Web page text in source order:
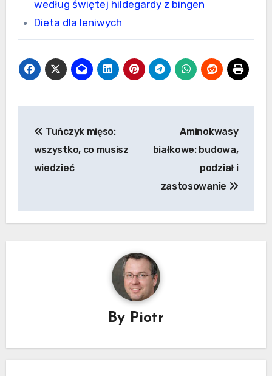
według świętej hildegardy z bingen
Dieta dla leniwych
wpisu
Tuńczyk mięso:
wszystko, co musisz
wiedzieć
Aminokwasy
białkowe: budowa,
podział i
zastosowanie
By Piotr